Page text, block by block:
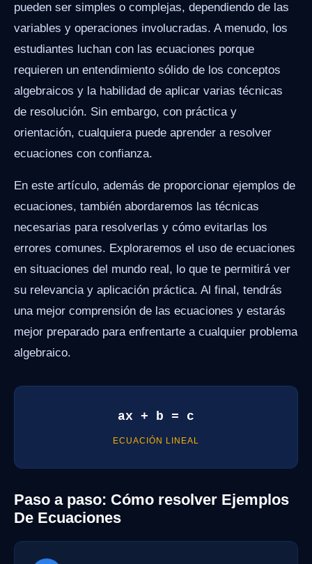
pueden ser simples o complejas, dependiendo de las
variables y operaciones involucradas. A menudo, los
estudiantes luchan con las ecuaciones porque
requieren un entendimiento sólido de los conceptos
algebraicos y la habilidad de aplicar varias técnicas
de resolución. Sin embargo, con práctica y
orientación, cualquiera puede aprender a resolver
ecuaciones con confianza.
En este artículo, además de proporcionar ejemplos de
ecuaciones, también abordaremos las técnicas
necesarias para resolverlas y cómo evitarlas los
errores comunes. Exploraremos el uso de ecuaciones
en situaciones del mundo real, lo que te permitirá ver
su relevancia y aplicación práctica. Al final, tendrás
una mejor comprensión de las ecuaciones y estarás
mejor preparado para enfrentarte a cualquier problema
algebraico.
ax + b = c
ECUACIÓN LINEAL
Paso a paso: Cómo resolver Ejemplos
De Ecuaciones